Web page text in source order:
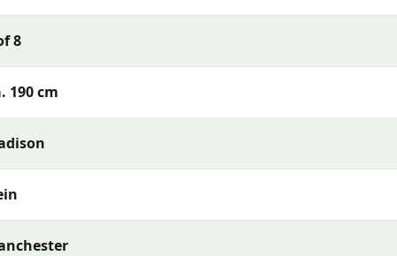
Materialien und eine ausgezeichnete Passform aus –
8
190 cm